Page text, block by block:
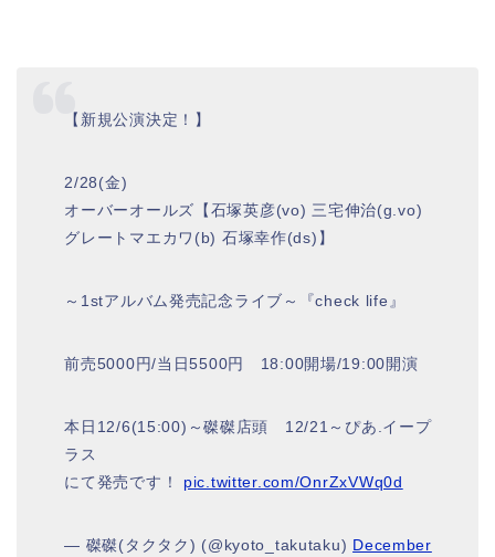
【新規公演決定！】
2/28(金)
オーバーオールズ【石塚英彦(vo) 三宅伸治(g.vo)
グレートマエカワ(b) 石塚幸作(ds)】
～1stアルバム発売記念ライブ～『check life』
前売5000円/当日5500円 18:00開場/19:00開演
本日12/6(15:00)～磔磔店頭 12/21～ぴあ.イープ
ラス
にて発売です！ pic.twitter.com/OnrZxVWq0d
— 磔磔(タクタク) (@kyoto_takutaku) December